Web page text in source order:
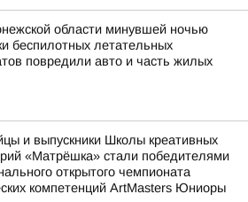
области минувшей ночью
беспилотных летательных
повредили авто и часть жилых
и выпускники Школы креативных
«Матрёшка» стали победителями
открытого чемпионата
компетенций ArtMasters Юниоры